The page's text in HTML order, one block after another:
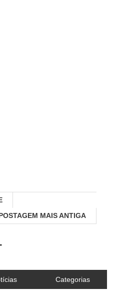
MAIS ANTIGA
Categorias